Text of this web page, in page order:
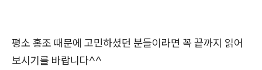
평소 홍조 때문에 고민하셨던 분들이라면 꼭 끝까지 읽어
보시기를 바랍니다^^